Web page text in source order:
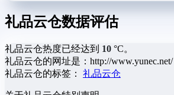
礼品云仓数据评估
礼品云仓热度已经达到 10 °C。
礼品云仓的网址是：http://www.yunec.net/
礼品云仓的标签： 礼品云仓